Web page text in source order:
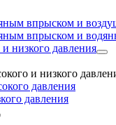
впрыском и
впрыском и
низкого давления
и низкого
давления
давления